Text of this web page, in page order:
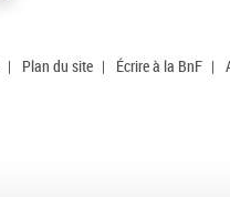
| Plan du site | Écrire à la BnF |